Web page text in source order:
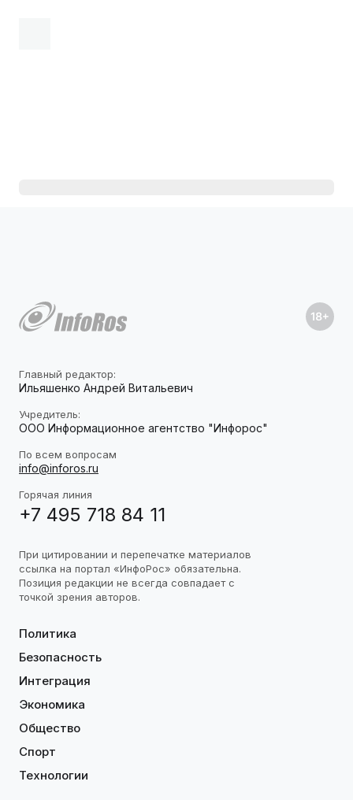
Главный редактор:
Ильяшенко Андрей Витальевич
Учредитель:
ООО Информационное агентство "Инфорос"
По всем вопросам
info@inforos.ru
Горячая линия
+7 495 718 84 11
При цитировании и перепечатке материалов
ссылка на портал «ИнфоРос» обязательна.
Позиция редакции не всегда совпадает с
точкой зрения авторов.
Политика
Безопасность
Интеграция
Экономика
Общество
Спорт
Технологии